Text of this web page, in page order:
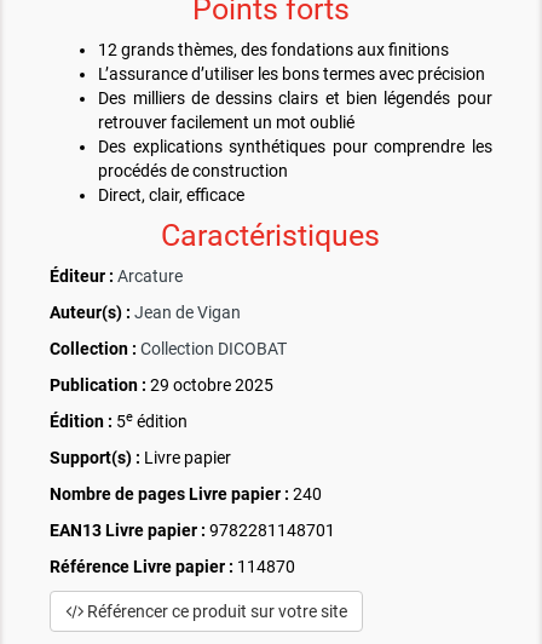
Points forts
12 grands thèmes, des fondations aux finitions
L’assurance d’utiliser les bons termes avec précision
Des milliers de dessins clairs et bien légendés pour
retrouver facilement un mot oublié
Des explications synthétiques pour comprendre les
procédés de construction
Direct, clair, efficace
Caractéristiques
Éditeur : Arcature
Auteur(s) : Jean de Vigan
Collection : Collection DICOBAT
Publication : 29 octobre 2025
Édition : 5e édition
Support(s) : Livre papier
Nombre de pages Livre papier : 240
EAN13 Livre papier : 9782281148701
Référence Livre papier : 114870
Référencer ce produit sur votre site